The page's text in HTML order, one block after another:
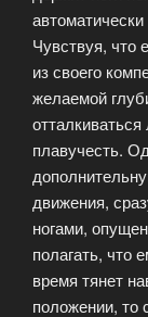
Чувствуя, что
из своего
желаемой
плавучесть.
движения,
ногами,
полагать, что
время тянет
положении, то